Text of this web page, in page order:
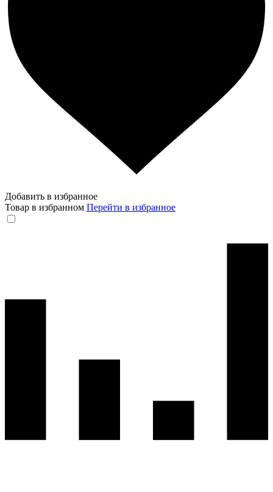
Добавить в избранное
Товар в избранном Перейти в избранное